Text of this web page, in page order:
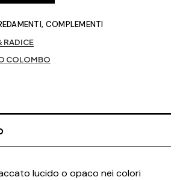
, COMPLEMENTI
RADICE
COLOMBO
lucido o opaco nei colori